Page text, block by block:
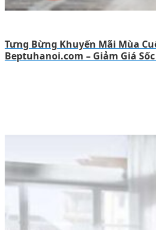
Tưng Bừng Khuyến Mãi Mùa
Beptuhanoi.com – Giảm Giá